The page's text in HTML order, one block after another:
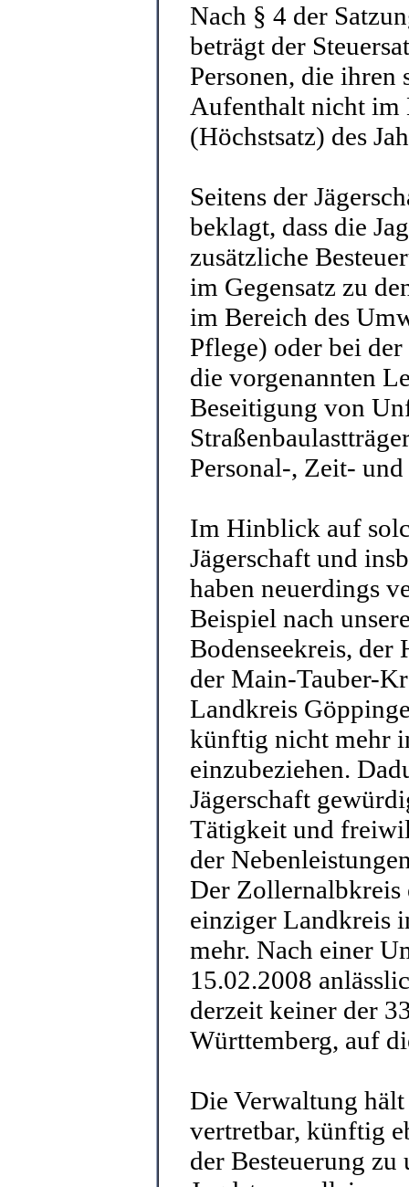
Nach § 4 der
beträgt der
Personen, die ihren
Aufenthalt nicht im
(Höchstsatz) des
Seitens der
beklagt, dass die
zusätzliche
im Gegensatz zu
im Bereich des
Pflege) oder bei
die vorgenannten
Beseitigung von
Personal-, Zeit-
Im Hinblick auf
Jägerschaft und
haben neuerdings
Beispiel nach
Bodenseekreis,
der Main-Tauber-
Landkreis
künftig nicht mehr
einzubeziehen.
Jägerschaft
Tätigkeit und
der
Der Zollernalbkreis
einziger Landkreis
mehr. Nach einer
15.02.2008
derzeit keiner der
Württemberg, auf
Die Verwaltung
vertretbar, künftig
der Besteuerung